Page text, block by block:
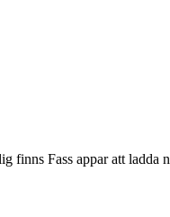
finns Fass appar att ladda